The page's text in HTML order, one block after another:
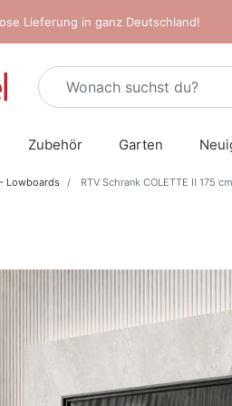
Lieferung in ganz Deutschland!
Zubehör Garten
Lowboards RTV Schrank COLETTE II 175